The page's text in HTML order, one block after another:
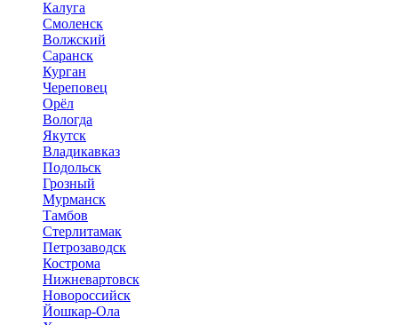
Калуга
Смоленск
Волжский
Саранск
Курган
Череповец
Орёл
Вологда
Якутск
Владикавказ
Подольск
Грозный
Мурманск
Тамбов
Стерлитамак
Петрозаводск
Кострома
Нижневартовск
Новороссийск
Йошкар-Ола